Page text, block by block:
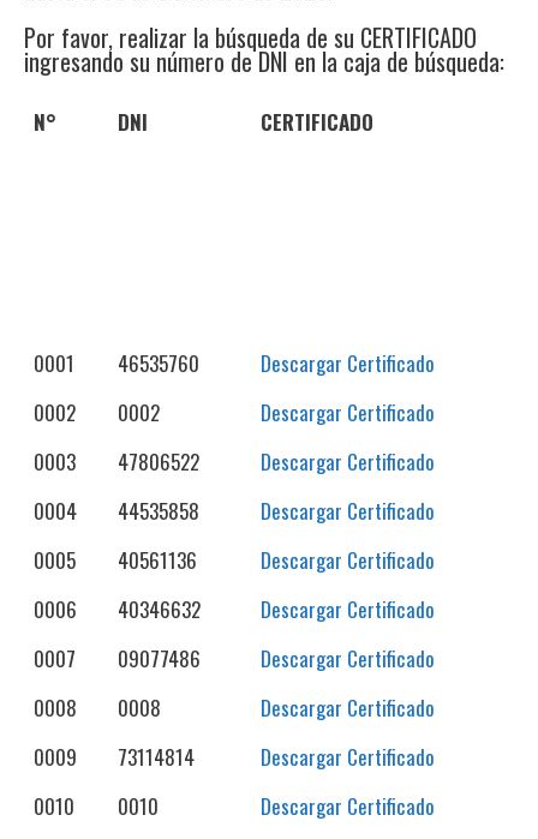
Por favor, realizar la búsqueda de su CERTIFICADO
ingresando su número de DNI en la caja de búsqueda:
N° DNI CERTIFICADO
0001 46535760
Descargar Certificado
0002
0002
Descargar Certificado
0003
47806522
Descargar Certificado
0004
44535858
Descargar Certificado
0005
40561136
Descargar Certificado
0006
40346632
Descargar Certificado
0007
09077486
Descargar Certificado
0008
0008
Descargar Certificado
0009
73114814
Descargar Certificado
0010
0010
Descargar Certificado